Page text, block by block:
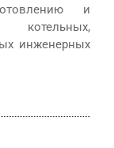
и
котельных,
инженерных